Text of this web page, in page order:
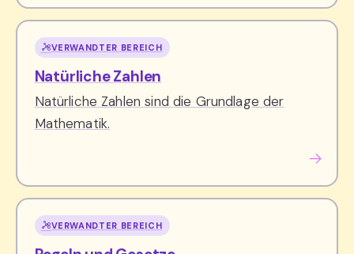
VERWANDTER BEREICH
Natürliche Zahlen
Natürliche Zahlen sind die Grundlage der
Mathematik.
VERWANDTER BEREICH